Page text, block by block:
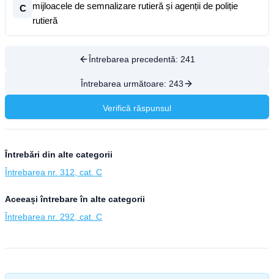
C
mijloacele de semnalizare rutieră și agenții de poliție
rutieră
Întrebarea precedentă: 241
Întrebarea următoare: 243
Verifică răspunsul
Întrebări din alte categorii
Întrebarea nr. 312, cat. C
Aceeași întrebare în alte categorii
Întrebarea nr. 292, cat. C